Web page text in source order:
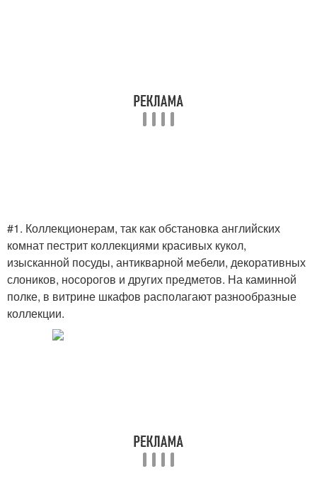
#1. Коллекционерам, так как обстановка английских
комнат пестрит коллекциями красивых кукол,
изысканной посуды, антикварной мебели, декоративных
слоников, носорогов и других предметов. На каминной
полке, в витрине шкафов располагают разнообразные
коллекции.